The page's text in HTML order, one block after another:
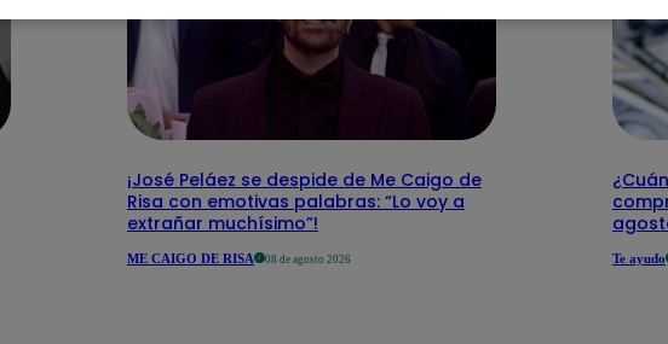
¡José Peláez se despide de Me Caigo de
Risa con emotivas palabras: “Lo voy a
extrañar muchísimo”!
ME CAIGO DE RISA 08 de agosto 2026 Te ayudo